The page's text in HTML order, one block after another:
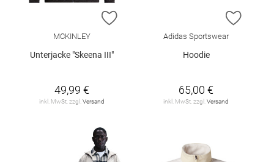
ZUR WUNSCHLISTE HINZUFÜGEN
MCKINLEY
Unterjacke "Skeena III"
49,99 €
inkl. MwSt. zzgl.Versand
ZUR
Adidas Sportswear
Hoodie
65,00 €
inkl. MwSt. zzgl.Versand